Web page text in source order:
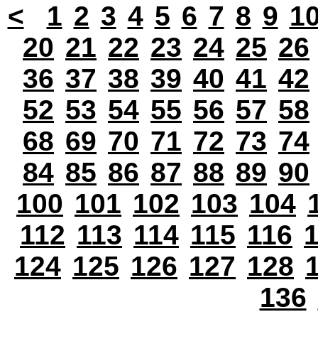
< 1 2 3 4 5 6 7 8 9
20 21 22 23 24 25 26
36 37 38 39 40 41 42
52 53 54 55 56 57 58
68 69 70 71 72 73 74
84 85 86 87 88 89 90
100 101 102 103 104
112 113 114 115 116
124 125 126 127 128
136